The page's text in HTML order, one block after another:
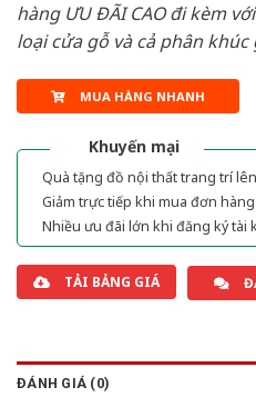
hàng ƯU ĐÃI CAO đi kèm
loại cửa gỗ và cả phân khúc
MUA HÀNG NHANH
Khuyến mại
Quà tặng đồ nội thất trang trí
Giảm trực tiếp khi mua đơn
Nhiều ưu đãi lớn khi đăng ký tài
TẢI BẢNG GIÁ
ĐÁNH GIÁ (0)